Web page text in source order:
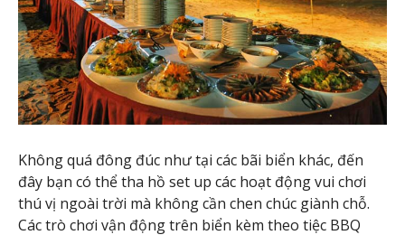
Không quá đông đúc như tại các bãi biển khác, đến
đây bạn có thể tha hồ set up các hoạt động vui chơi
thú vị ngoài trời mà không cần chen chúc giành chỗ.
Các trò chơi vận động trên biển kèm theo tiệc BBQ